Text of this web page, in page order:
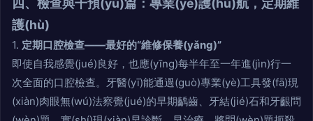
四、檢查與干預(yù)篇：專業(yè)護(hù)航，定期維
護(hù)
1. 定期口腔檢查——最好的“維修保養(yǎng)”
即使自我感覺(jué)良好，也應(yīng)每半年至一年進(jìn)行一
次全面的口腔檢查。牙醫(yī)能通過(guò)專業(yè)工具發(fā)現
(xiàn)肉眼無(wú)法察覺(jué)的早期齲齒、牙結(jié)石和牙齦問